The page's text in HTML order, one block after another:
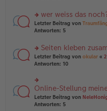
tr
a
g
el
es
e
B
ei
tr
g
rs
te
n
g
el
e
n
er
B
wer weiss das
Letzter Beitrag von
Antworten: 5
rs
te
u
n
g
el
es
Seiten kleben
Letzter Beitrag von okular «
Antworten: 10
rs
te
r
Online-Stellung
Letzter Beitrag von
Antworten: 5